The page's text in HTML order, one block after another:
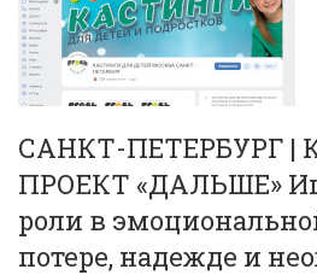
САНКТ-ПЕТЕРБУРГ |
ПРОЕКТ «ДАЛЬШЕ»
роли в
потере, надежде и